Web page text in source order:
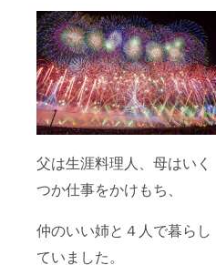
父は生涯料理人、母はいく
つか仕事をかけもち、
仲のいい姉と４人で暮らし
ていました。